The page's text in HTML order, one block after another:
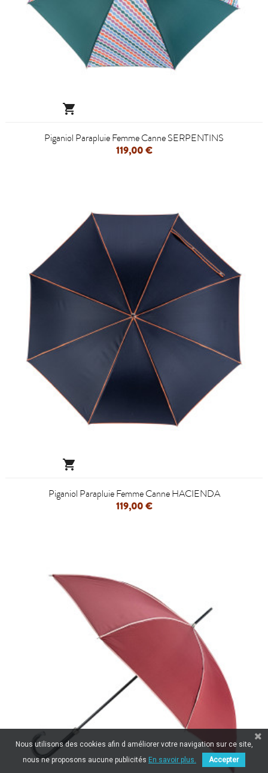

Piganiol Parapluie Femme Canne SERPENTINS
119,00 €

Piganiol Parapluie Femme Canne HACIENDA
119,00 €
Nous utilisons des cookies afin d améliorer votre navigation sur ce site,
nous ne proposons aucune publicités En savoir plus. Accepter